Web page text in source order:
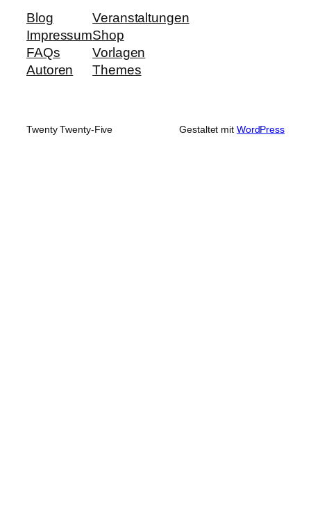
Blog
Impressum
FAQs
Autoren
Veranstaltungen
Shop
Vorlagen
Themes
Twenty Twenty-Five Gestaltet mit WordPress